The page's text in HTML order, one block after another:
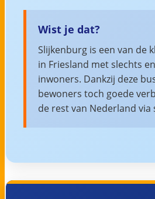
Wist je dat?
Slijkenburg is een van de
in Friesland met slechts
inwoners. Dankzij deze
bewoners toch goede
de rest van Nederland via